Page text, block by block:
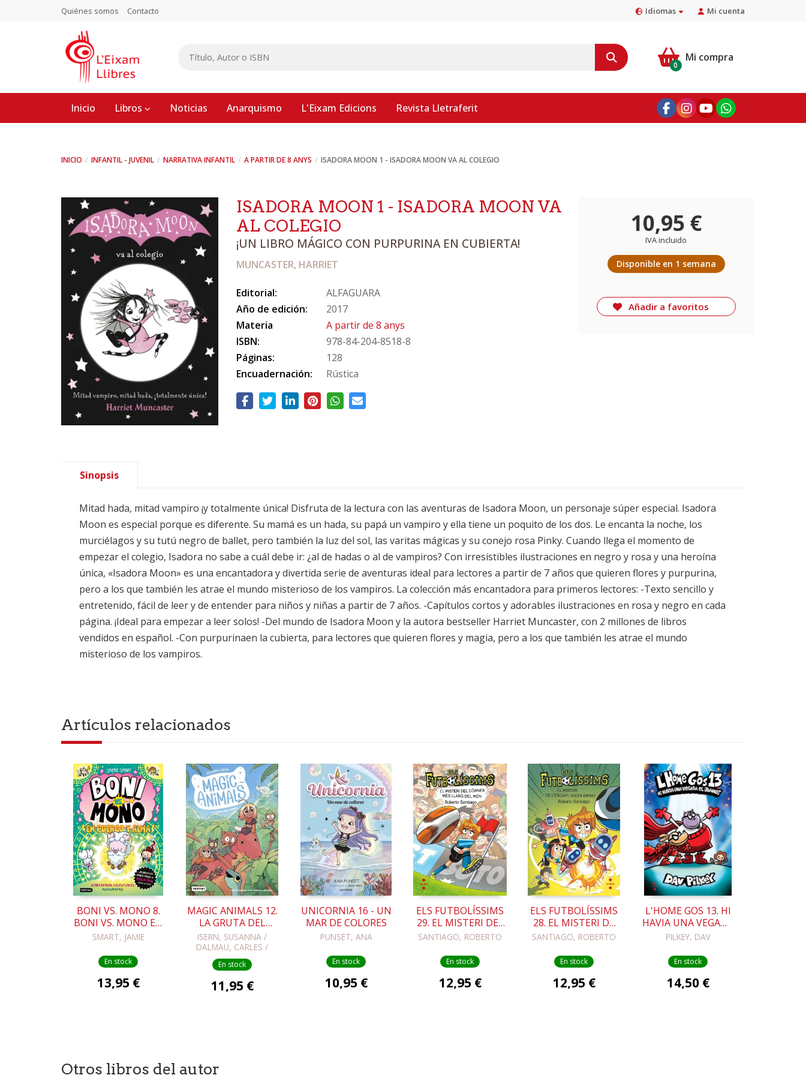
Quiénes somos Contacto Idiomas Mi cuenta
Mi compra
0
Inicio Libros Noticias Anarquismo L'Eixam Edicions Revista Lletraferit
INICIO INFANTIL - JUVENIL NARRATIVA INFANTIL A PARTIR DE 8 ANYS ISADORA MOON 1 - ISADORA MOON VA AL COLEGIO
ISADORA MOON 1 - ISADORA MOON VA
AL COLEGIO
¡UN LIBRO MÁGICO CON PURPURINA EN CUBIERTA!
MUNCASTER, HARRIET
Editorial:
ALFAGUARA
Año de edición:
2017
Materia
A partir de 8 anys
ISBN:
978-84-204-8518-8
Páginas:
128
Encuadernación:
Rústica
10,95 €
IVA incluido
Disponible en 1 semana
Añadir a favoritos
Sinopsis
Mitad hada, mitad vampiro ¡y totalmente única! Disfruta de la lectura con las aventuras de Isadora Moon, un personaje súper especial. Isadora
Moon es especial porque es diferente. Su mamá es un hada, su papá un vampiro y ella tiene un poquito de los dos. Le encanta la noche, los
murciélagos y su tutú negro de ballet, pero también la luz del sol, las varitas mágicas y su conejo rosa Pinky. Cuando llega el momento de
empezar el colegio, Isadora no sabe a cuál debe ir: ¿al de hadas o al de vampiros? Con irresistibles ilustraciones en negro y rosa y una heroína
única, «Isadora Moon» es una encantadora y divertida serie de aventuras ideal para lectores a partir de 7 años que quieren flores y purpurina,
pero a los que también les atrae el mundo misterioso de los vampiros. La colección más encantadora para primeros lectores: -Texto sencillo y
entretenido, fácil de leer y de entender para niños y niñas a partir de 7 años. -Capítulos cortos y adorables ilustraciones en rosa y negro en cada
página. ¡Ideal para empezar a leer solos! -Del mundo de Isadora Moon y la autora bestseller Harriet Muncaster, con 2 millones de libros
vendidos en español. -Con purpurinaen la cubierta, para lectores que quieren flores y magia, pero a los que también les atrae el mundo
misterioso de los vampiros.
Artículos relacionados
BONI VS. MONO 8.
BONI VS. MONO EN
PUERCO Y ALMA
SMART, JAMIE
En stock
13,95 €
MAGIC ANIMALS 12.
LA GRUTA DEL
TIEMPO
ISERN, SUSANNA /
DALMAU, CARLES /
LOPEZ, NIL
En stock
11,95 €
UNICORNIA 16 - UN
MAR DE COLORES
PUNSET, ANA
En stock
10,95 €
ELS FUTBOLÍSSIMS
29. EL MISTERI DEL
CÓRNER MÉS
SANTIAGO, ROBERTO
En stock
12,95 €
ELS FUTBOLÍSSIMS
28. EL MISTERI DE
L'ESCAPE ROOM
SANTIAGO, ROBERTO
En stock
12,95 €
L'HOME GOS 13. HI
HAVIA UNA VEGADA
EL JOANOT
PILKEY, DAV
En stock
14,50 €
Otros libros del autor